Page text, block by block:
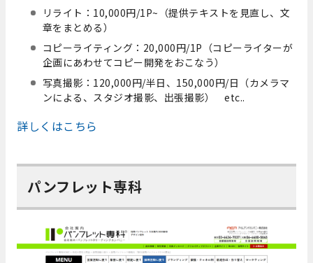
リライト：10,000円/1P~（提供テキストを見直し、文
章をまとめる）
コピーライティング：20,000円/1P（コピーライターが
企画にあわせてコピー開発をおこなう）
写真撮影：120,000円/半日、150,000円/日（カメラマ
ンによる、スタジオ撮影、出張撮影） etc..
詳しくはこちら
パンフレット専科